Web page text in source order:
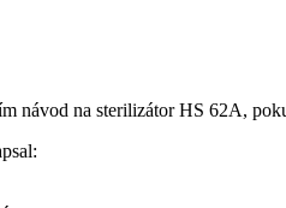
návod na sterilizátor HS 62A,